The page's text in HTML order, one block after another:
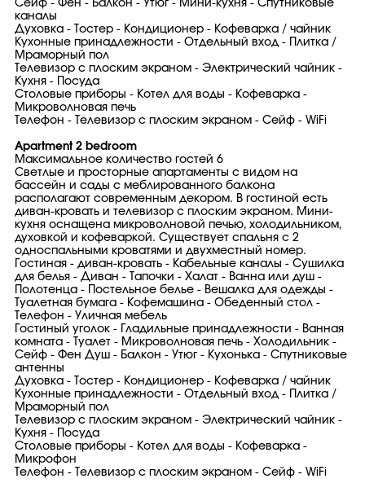
Сейф - Фен - Балкон - Утюг - Мини-кухня - Спутниковые
каналы
Духовка - Тостер - Кондиционер - Кофеварка / чайник
Кухонные принадлежности - Отдельный вход - Плитка /
Мраморный пол
Телевизор с плоским экраном - Электрический чайник -
Кухня - Посуда
Столовые приборы - Котел для воды - Кофеварка -
Микроволновая печь
Телефон - Телевизор с плоским экраном - Сейф - WiFi
Apartment 2 bedroom
Максимальное количество гостей 6
Светлые и просторные апартаменты с видом на
бассейн и сады с меблированного балкона
располагают современным декором. В гостиной есть
диван-кровать и телевизор с плоским экраном. Мини-
кухня оснащена микроволновой печью, холодильником,
духовкой и кофеваркой. Существует спальня с 2
односпальными кроватями и двухместный номер.
Гостиная - диван-кровать - Кабельные каналы - Сушилка
для белья - Диван - Тапочки - Халат - Ванна или душ -
Полотенца - Постельное белье - Вешалка для одежды -
Туалетная бумага - Кофемашина - Обеденный стол -
Телефон - Уличная мебель
Гостиный уголок - Гладильные принадлежности - Ванная
комната - Туалет - Микроволновая печь - Холодильник -
Сейф - Фен Душ - Балкон - Утюг - Кухонька - Спутниковые
антенны
Духовка - Тостер - Кондиционер - Кофеварка / чайник
Кухонные принадлежности - Отдельный вход - Плитка /
Мраморный пол
Телевизор с плоским экраном - Электрический чайник -
Кухня - Посуда
Столовые приборы - Котел для воды - Кофеварка -
Микрофон
Телефон - Телевизор с плоским экраном - Сейф - WiFi